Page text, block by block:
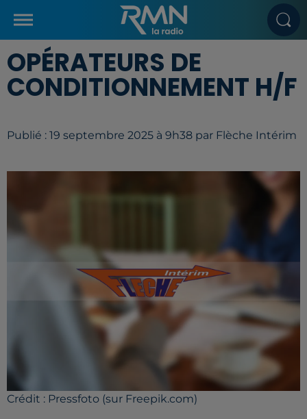
OPÉRATEURS DE
CONDITIONNEMENT H/F
Publié : 19 septembre 2025 à 9h38 par Flèche Intérim
Crédit : Pressfoto (sur Freepik.com)